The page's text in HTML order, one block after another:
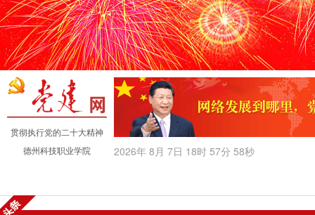
贯彻执行党的二十大精神
德州科技职业学院
2026年 8月 7日 18时 57分 58秒